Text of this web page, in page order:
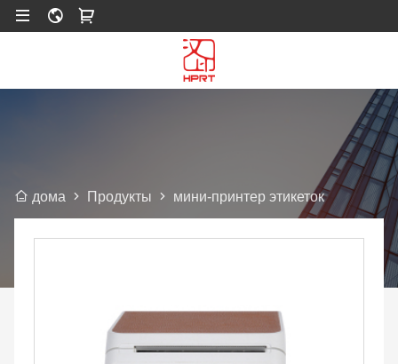
дома Продукты мини-принтер этикеток